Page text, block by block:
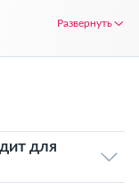
Развернуть
для